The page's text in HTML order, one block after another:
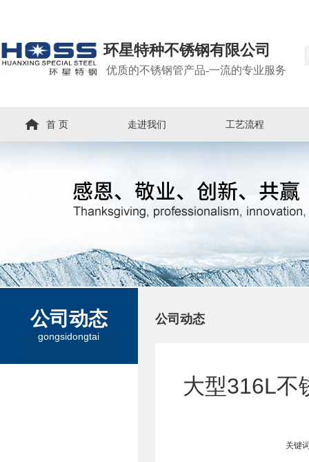
环星特种不锈钢有限公司
优质的不锈钢管产品-一流的专业服务
首 页 走进我们 工艺流程
公司动态
gongsidongtai
公司动态
大型316L不
关键